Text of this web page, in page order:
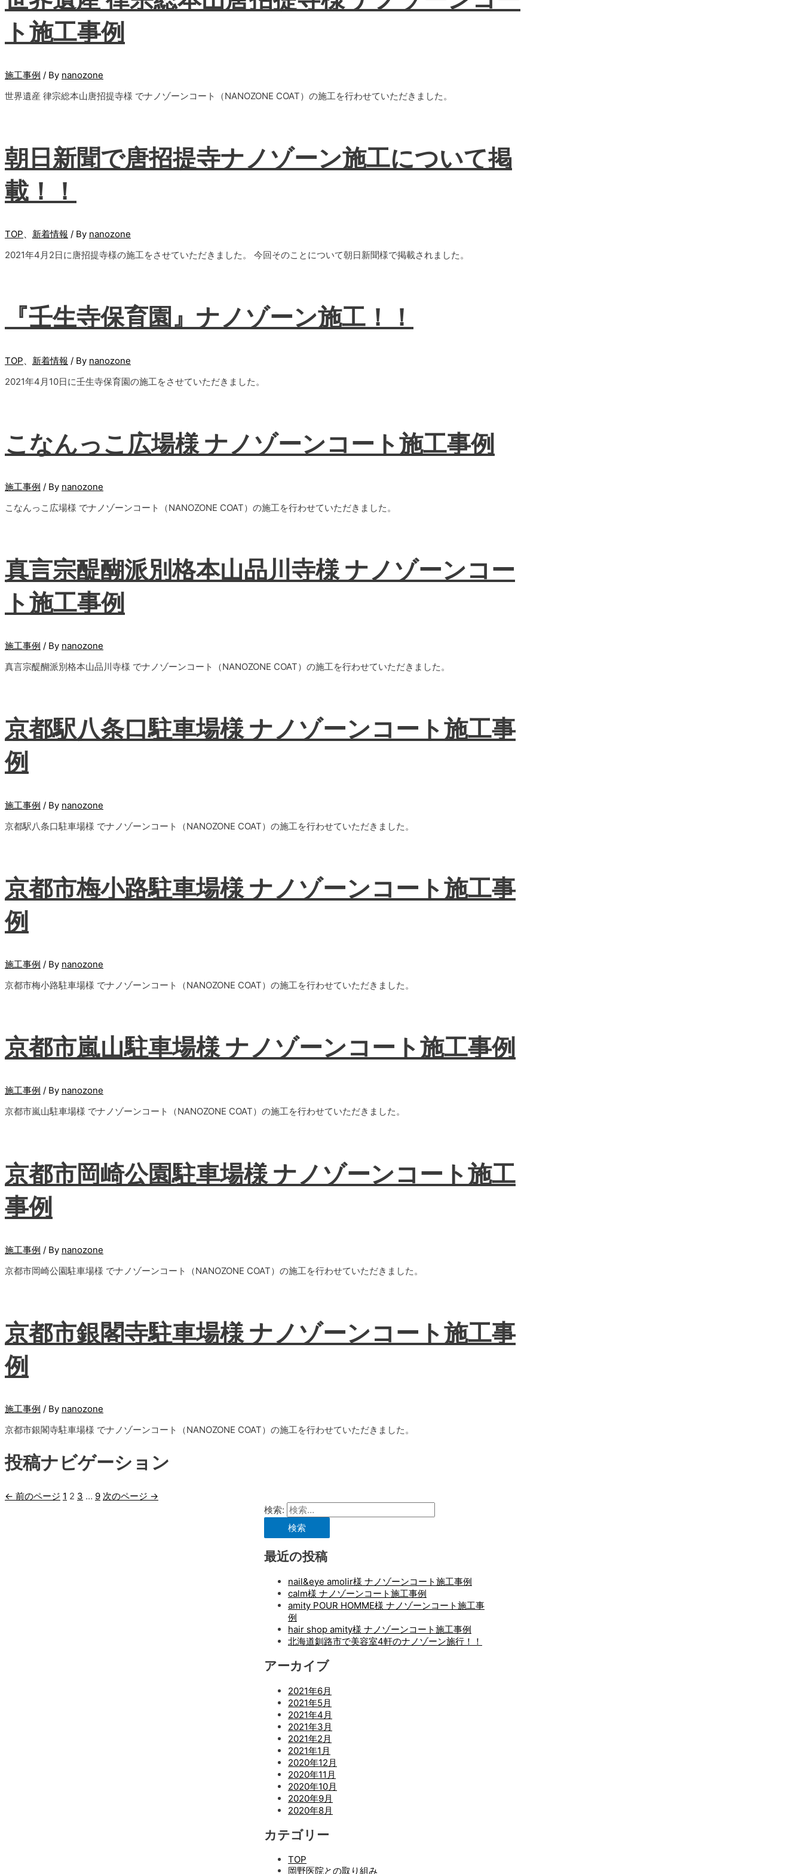
ト施工事例
施工事例 / By nanozone
世界遺産 律宗総本山唐招提寺様 でナノゾーンコート（NANOZONE COAT）の施工を行わせていただきました。
朝日新聞で唐招提寺ナノゾーン施工について掲
載！！
TOP、 新着情報 / By nanozone
2021年4月2日に唐招提寺様の施工をさせていただきました。 今回そのことについて朝日新聞様で掲載されました。
『壬生寺保育園』ナノゾーン施工！！
TOP 新着情報 / By nanozone
2021年4月10日に壬生寺保育園の施工をさせていただきました。
こなんっこ広場様 ナノゾーンコート施工事例
施工事例 / By nanozone
こなんっこ広場様 でナノゾーンコート（NANOZONE COAT）の施工を行わせていただきました。
真言宗醍醐派別格本山品川寺様 ナノゾーンコー
ト施工事例
施工事例 / By nanozone
真言宗醍醐派別格本山品川寺様 でナノゾーンコート（NANOZONE COAT）の施工を行わせていただきました。
京都駅八条口駐車場様 ナノゾーンコート施工事
例
施工事例 / By nanozone
京都駅八条口駐車場様 でナノゾーンコート（NANOZONE COAT）の施工を行わせていただきました。
京都市梅小路駐車場様 ナノゾーンコート施工事
例
施工事例 / By nanozone
京都市梅小路駐車場様 でナノゾーンコート（NANOZONE COAT）の施工を行わせていただきました。
京都市嵐山駐車場様 ナノゾーンコート施工事例
施工事例 / By nanozone
京都市嵐山駐車場様 でナノゾーンコート（NANOZONE COAT）の施工を行わせていただきました。
京都市岡崎公園駐車場様 ナノゾーンコート施工
事例
施工事例 / By nanozone
京都市岡崎公園駐車場様 でナノゾーンコート（NANOZONE COAT）の施工を行わせていただきました。
京都市銀閣寺駐車場様 ナノゾーンコート施工事
例
施工事例 / By nanozone
京都市銀閣寺駐車場様 でナノゾーンコート（NANOZONE COAT）の施工を行わせていただきました。
投稿ナビゲーション
← 前のページ 1 2 3 … 9 次のページ →
検索:
最近の投稿
nail&eye amolir様 ナノゾーンコート施工事例
calm様 ナノゾーンコート施工事例
amity POUR HOMME様 ナノゾーンコート施工事
例
hair shop amity様 ナノゾーンコート施工事例
北海道釧路市で美容室4軒のナノゾーン施行！！
アーカイブ
2021年6月
2021年5月
2021年4月
2021年3月
2021年2月
2021年1月
2020年12月
2020年11月
2020年10月
2020年9月
2020年8月
カテゴリー
TOP
岡野医院との取り組み